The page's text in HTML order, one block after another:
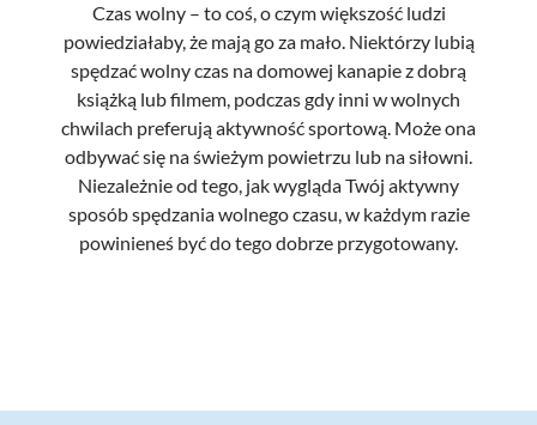
Czas wolny – to coś, o czym większość ludzi
powiedziałaby, że mają go za mało. Niektórzy lubią
spędzać wolny czas na domowej kanapie z dobrą
książką lub filmem, podczas gdy inni w wolnych
chwilach preferują aktywność sportową. Może ona
odbywać się na świeżym powietrzu lub na siłowni.
Niezależnie od tego, jak wygląda Twój aktywny
sposób spędzania wolnego czasu, w każdym razie
powinieneś być do tego dobrze przygotowany.